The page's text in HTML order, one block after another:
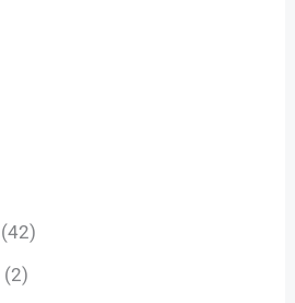
(42)
(2)